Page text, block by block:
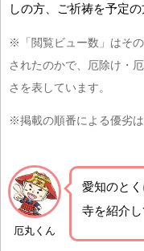
しの方、ご祈祷を予定の
※「閲覧ビュー数」はそ
されたのかで、厄除け・
さを表しています。
※掲載の順番による優劣は
厄丸くん
愛知のと
寺を紹介